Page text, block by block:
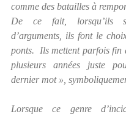
comme des batailles à
De ce fait, lorsqu’ils
d’arguments, ils font le
ponts.  Ils mettent parfois fin
plusieurs années juste
dernier mot »,
Lorsque ce genre